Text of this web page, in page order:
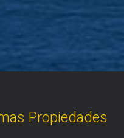
Propiedades